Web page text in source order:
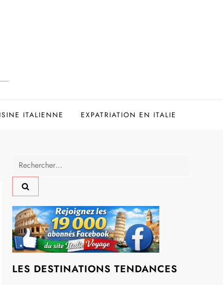
ITALIENNE EXPATRIATION EN ITALIE
Rechercher :
LES DESTINATIONS TENDANCES